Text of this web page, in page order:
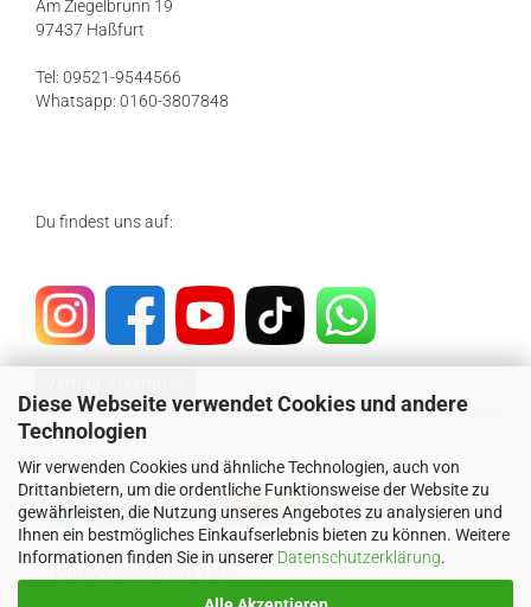
Diese Webseite verwendet Cookies und andere
Technologien
Wir verwenden Cookies und ähnliche Technologien, auch von
Drittanbietern, um die ordentliche Funktionsweise der Website zu
gewährleisten, die Nutzung unseres Angebotes zu analysieren und
Ihnen ein bestmögliches Einkaufserlebnis bieten zu können. Weitere
Informationen finden Sie in unserer Datenschutzerklärung.
Am Ziegelbrunn 19
97437 Haßfurt
Tel: 09521-9544566
Whatsapp: 0160-3807848
Du findest uns auf:
SICHER EINKAUFEN MIT